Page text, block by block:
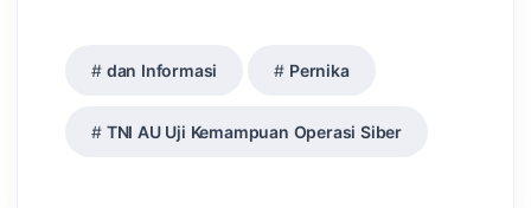
dan Informasi Pernika
TNI AU Uji Kemampuan Operasi Siber